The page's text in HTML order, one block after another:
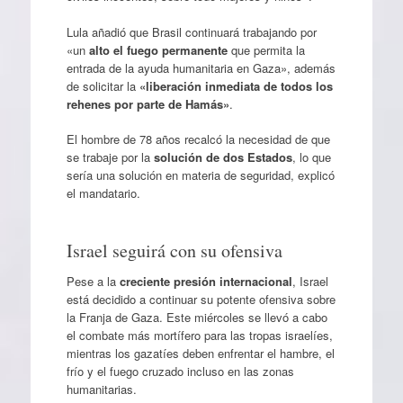
Lula añadió que Brasil continuará trabajando por
«un alto el fuego permanente que permita la
entrada de la ayuda humanitaria en Gaza», además
de solicitar la«liberación inmediata de todos los
rehenes por parte de Hamás».
El hombre de 78 años recalcó la necesidad de que
se trabaje por la solución de dos Estados, lo que
sería una solución en materia de seguridad, explicó
el mandatario.
Israel seguirá con su ofensiva
Pese a la creciente presión internacional, Israel
está decidido a continuar su potente ofensiva sobre
la Franja de Gaza. Este miércoles se llevó a cabo
el combate más mortífero para las tropas israelíes,
mientras los gazatíes deben enfrentar el hambre, el
frío y el fuego cruzado incluso en las zonas
humanitarias.